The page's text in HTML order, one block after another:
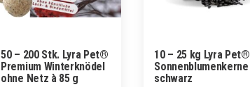
50 – 200 Stk. Lyra Pet®
Premium Winterknödel
ohne Netz à 85 g
10 – 25 kg Lyra Pet®
Sonnenblumenkerne
schwarz